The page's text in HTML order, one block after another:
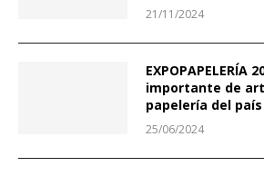
21/11/2024
EXPOPAPELERÍA
importante de
papelería del país
25/06/2024